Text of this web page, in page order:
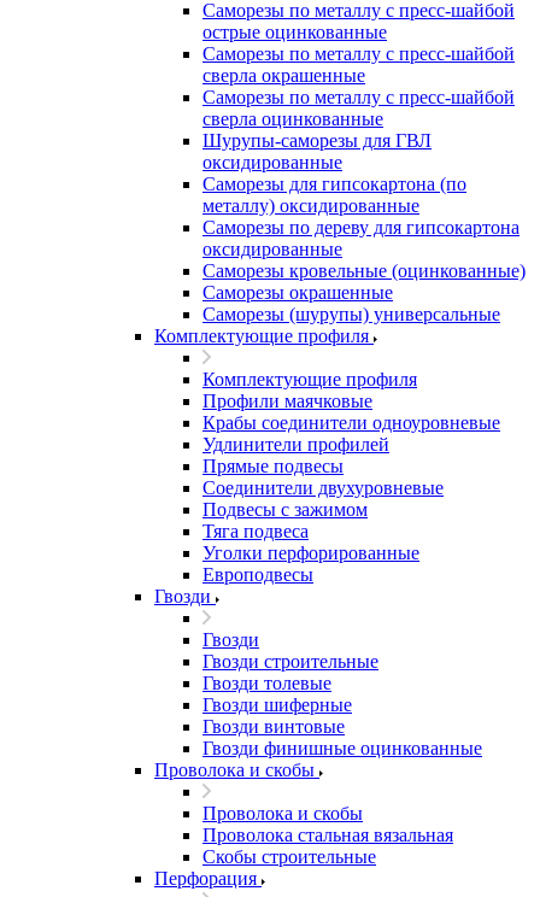
Саморезы по металлу с пресс-шайбой
острые оцинкованные
Саморезы по металлу с пресс-шайбой
сверла окрашенные
Саморезы по металлу с пресс-шайбой
сверла оцинкованные
Шурупы-саморезы для ГВЛ
оксидированные
Саморезы для гипсокартона (по
металлу) оксидированные
Саморезы по дереву для гипсокартона
оксидированные
Саморезы кровельные (оцинкованные)
Саморезы окрашенные
Саморезы (шурупы) универсальные
Комплектующие профиля
Комплектующие профиля
Профили маячковые
Крабы соединители одноуровневые
Удлинители профилей
Прямые подвесы
Соединители двухуровневые
Подвесы с зажимом
Тяга подвеса
Уголки перфорированные
Европодвесы
Гвозди
Гвозди
Гвозди строительные
Гвозди толевые
Гвозди шиферные
Гвозди винтовые
Гвозди финишные оцинкованные
Проволока и скобы
Проволока и скобы
Проволока стальная вязальная
Скобы строительные
Перфорация